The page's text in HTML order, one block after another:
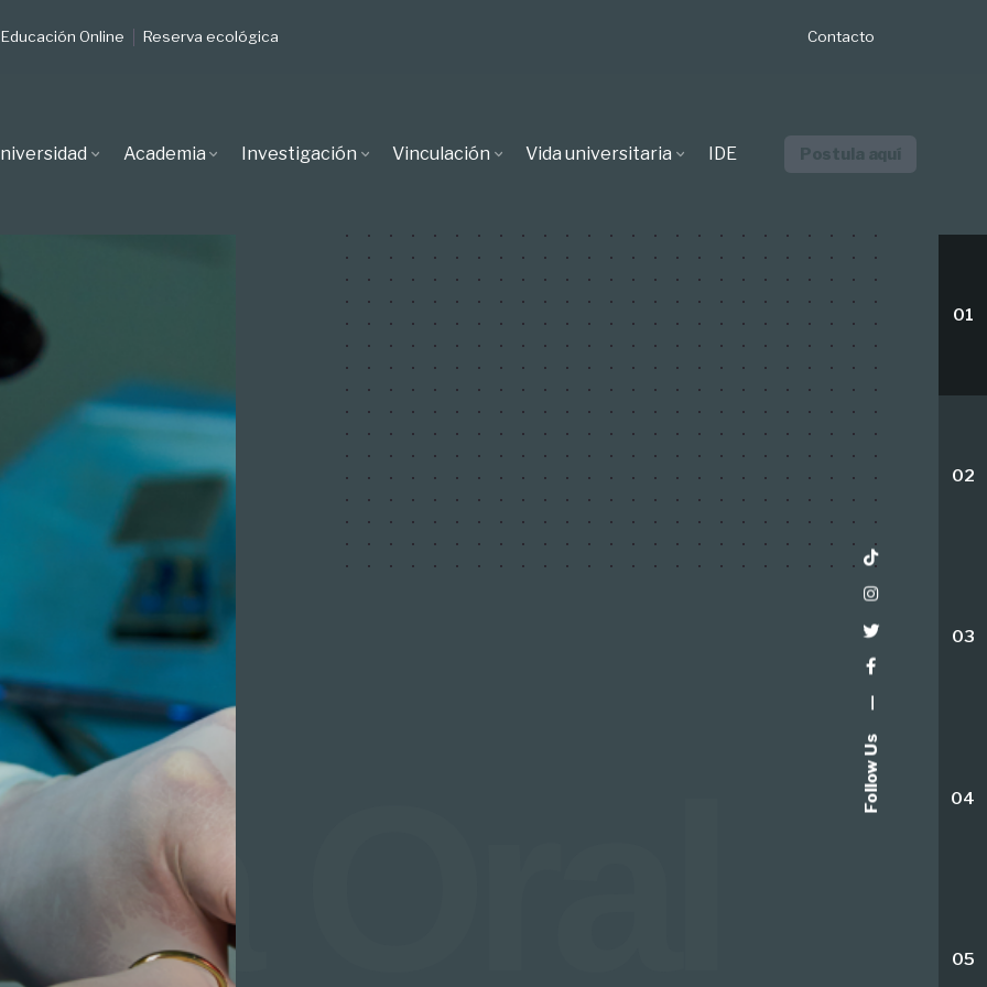
Follow Us
Educación Online Reserva ecológica Contacto
Academia Investigación Vinculación Vida universitaria IDE Postula aquí
Oral
01
02
03
04
05